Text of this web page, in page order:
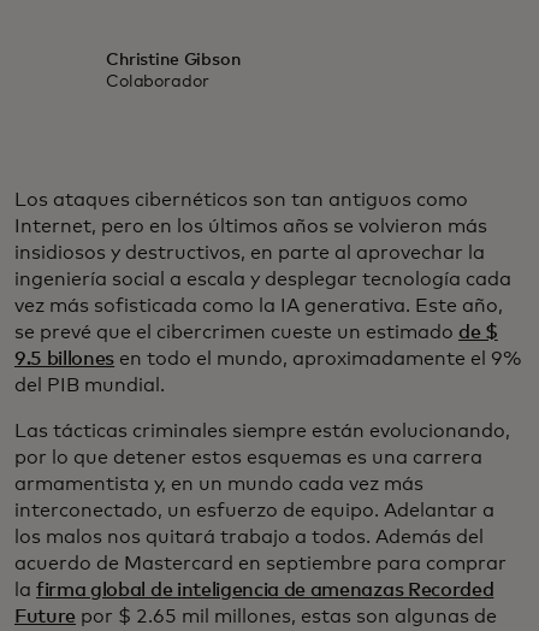
Christine Gibson
Colaborador
Los ataques cibernéticos son tan antiguos como
Internet, pero en los últimos años se volvieron más
insidiosos y destructivos, en parte al aprovechar la
ingeniería social a escala y desplegar tecnología cada
vez más sofisticada como la IA generativa. Este año,
se prevé que el cibercrimen cueste un estimado de $
9.5 billones en todo el mundo, aproximadamente el 9%
del PIB mundial.
Las tácticas criminales siempre están evolucionando,
por lo que detener estos esquemas es una carrera
armamentista y, en un mundo cada vez más
interconectado, un esfuerzo de equipo. Adelantar a
los malos nos quitará trabajo a todos. Además del
acuerdo de Mastercard en septiembre para comprar
la firma global de inteligencia de amenazas Recorded
Future por $ 2.65 mil millones, estas son algunas de